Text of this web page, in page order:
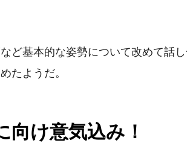
ど基本的な姿勢について改めて話
たようだ。
向け意気込み！